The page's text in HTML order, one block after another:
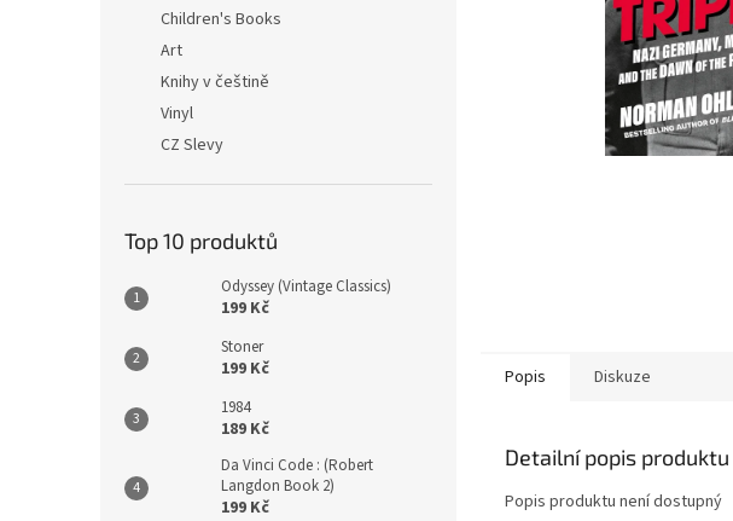
Children's Books
Art
Knihy v češtině
Vinyl
CZ Slevy
Top 10 produktů
Odyssey (Vintage Classics)
199 Kč
Stoner
199 Kč
1984
189 Kč
Da Vinci Code : (Robert
Langdon Book 2)
199 Kč
Popis Diskuze
Detailní popis produktu
Popis produktu není dostupný